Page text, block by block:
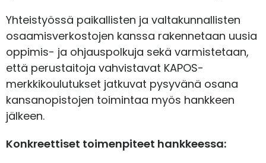
Yhteistyössä paikallisten ja valtakunnallisten
osaamisverkostojen kanssa rakennetaan uusia
oppimis- ja ohjauspolkuja sekä varmistetaan,
että perustaitoja vahvistavat KAPOS-
merkkikoulutukset jatkuvat pysyvänä osana
kansanopistojen toimintaa myös hankkeen
jälkeen.
Konkreettiset toimenpiteet hankkeessa: